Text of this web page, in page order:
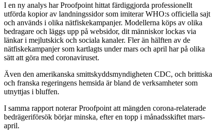
I en ny analys har Proofpoint hittat färdiggjorda professionellt
utförda kopior av landningssidor som imiterar WHO:s officiella sajt
och används i olika nätfiskekampanjer. Modellerna köps av olika
bedragare och läggs upp på websidor, dit människor lockas via
länkar i mejlutskick och sociala kanaler. Fler än hälften av de
nätfiskekampanjer som kartlagts under mars och april har på olika
sätt att göra med coronaviruset.
Även den amerikanska smittskyddsmyndigheten CDC, och brittiska
och franska regeringens hemsida är bland de verksamheter som
utnyttjas i bluffen.
I samma rapport noterar Proofpoint att mängden corona-relaterade
bedrägeriförsök börjar minska, efter en topp i månadsskiftet mars-
april.